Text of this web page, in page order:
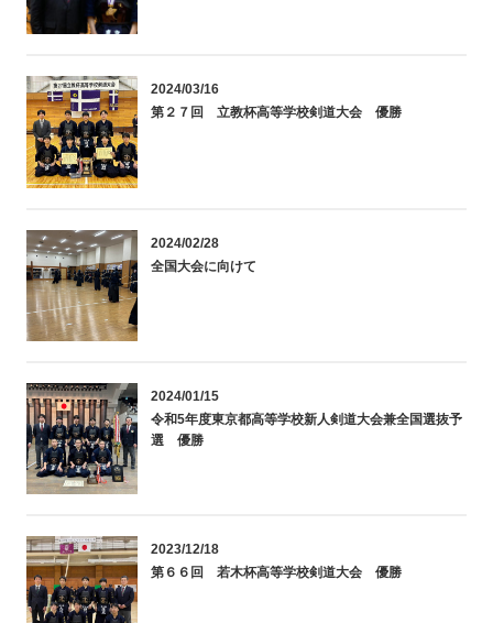
2024/03/16
第２７回 立教杯高等学校剣道大会 優勝
2024/02/28
全国大会に向けて
2024/01/15
令和5年度東京都高等学校新人剣道大会兼全国選抜予
選 優勝
2023/12/18
第６６回 若木杯高等学校剣道大会 優勝